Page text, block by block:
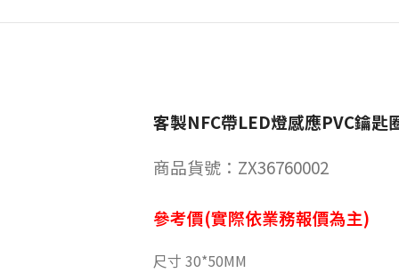
客製NFC帶LED燈感應PVC鑰匙
商品貨號：ZX36760002
參考價(實際依業務報價為主)
尺寸 30*50MM